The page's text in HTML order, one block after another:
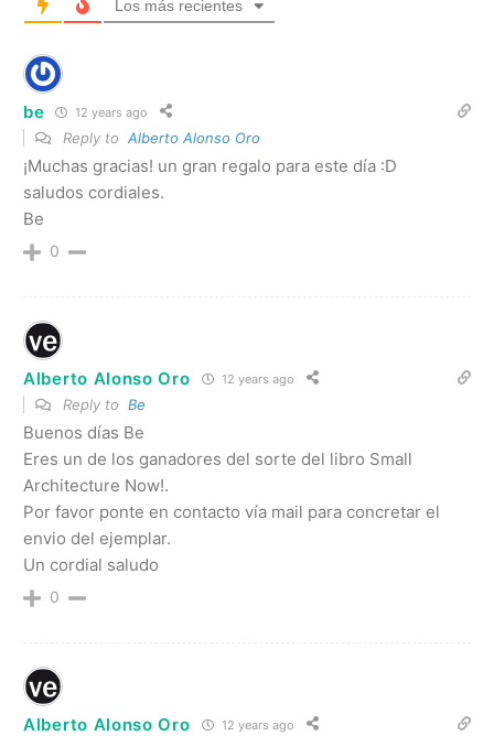
Los más recientes
be 12 years ago
Reply to Alberto Alonso Oro
¡Muchas gracias! un gran regalo para este día :D
saludos cordiales.
Be
0
Alberto Alonso Oro 12 years ago
Reply to Be
Buenos días Be
Eres un de los ganadores del sorte del libro Small
Architecture Now!.
Por favor ponte en contacto vía mail para concretar el
envio del ejemplar.
Un cordial saludo
0
Alberto Alonso Oro 12 years ago